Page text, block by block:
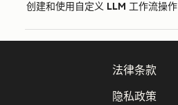
创建和使用自定义 LLM 工作流操作
法律条款
隐私政策